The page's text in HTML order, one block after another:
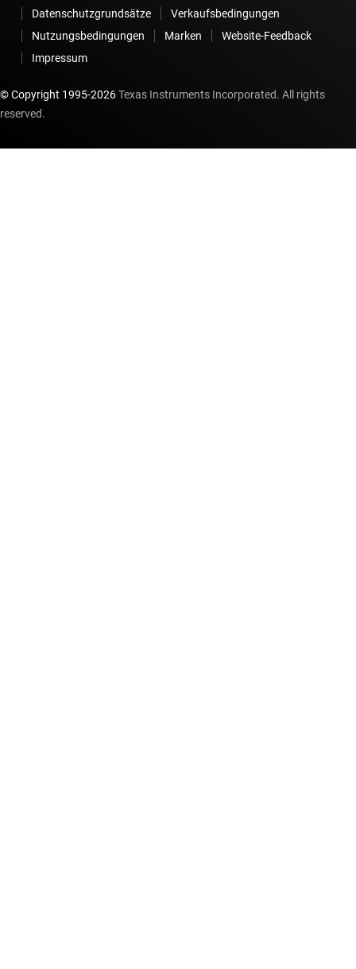
Datenschutzgrundsätze
Verkaufsbedingungen
Nutzungsbedingungen
Marken
Website-Feedback
Impressum
© Copyright 1995-2026Texas Instruments Incorporated. All rights
reserved.